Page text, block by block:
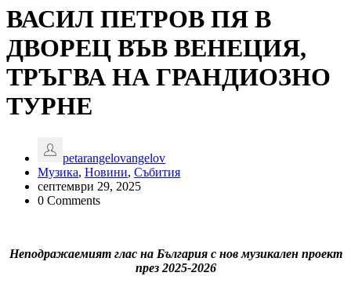
ВАСИЛ ПЕТРОВ ПЯ В
ДВОРЕЦ ВЪВ ВЕНЕЦИЯ,
ТРЪГВА НА ГРАНДИОЗНО
ТУРНЕ
petarangelovangelov
Музика, Новини, Събития
септември 29, 2025
0 Comments
Неподражаемият глас на България с нов музикален проект
през 2025-2026